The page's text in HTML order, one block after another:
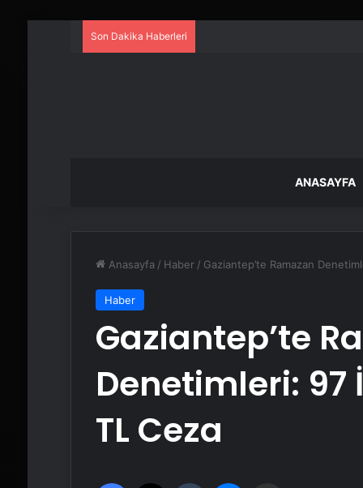
Son Dakika Haberleri
ANASAYFA
Anasayfa / Haber / Gaziantep’te Ramazan
Haber
Gaziantep’te
Denetimleri: 97
TL Ceza
Facebook Tumblr